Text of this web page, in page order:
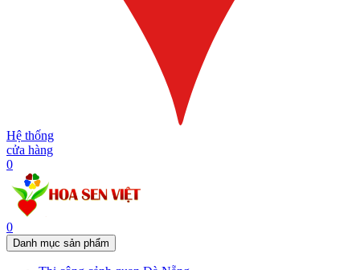
Hệ thống
cửa hàng
0
0
Danh mục sản phẩm